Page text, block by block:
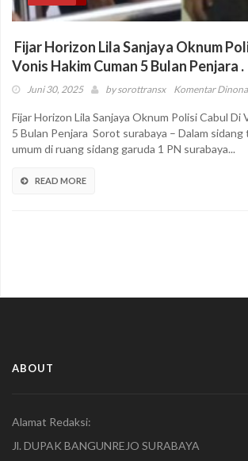
Fijar Horizon Lila Sanjaya Oknum
Vonis Hakim Cuman 5 Bulan Penjara .
Juni 30, 2025 bysorottransx Komentar
Fijar Horizon Lila Sanjaya Oknum Polisi Cabul Di
5 Bulan Penjara Sorot surabaya – Dalam
umum di ruang sidang garuda 1 PN surabaya...
READ MORE
ABOUT
Alamat Redaksi:
Jl. DUPAK BANGUNREJO SURABAYA